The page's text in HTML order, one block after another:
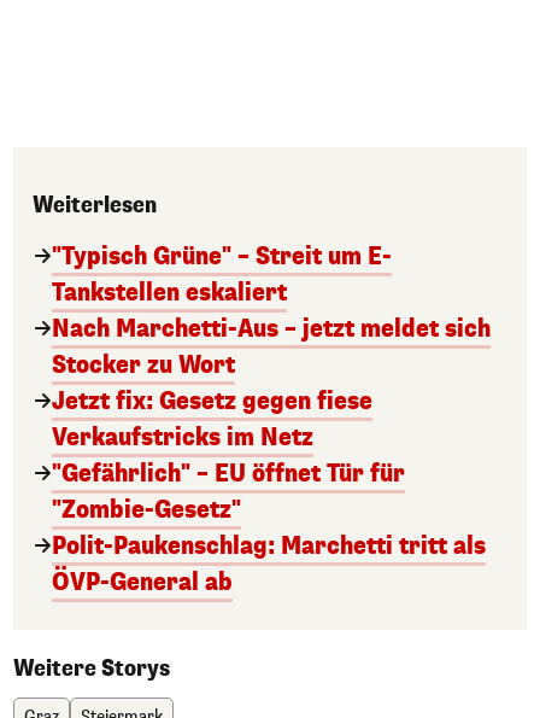
Weiterlesen
"Typisch Grüne" – Streit um E-
Tankstellen eskaliert
Nach Marchetti-Aus – jetzt meldet sich
Stocker zu Wort
Jetzt fix: Gesetz gegen fiese
Verkaufstricks im Netz
"Gefährlich" – EU öffnet Tür für
"Zombie-Gesetz"
Polit-Paukenschlag: Marchetti tritt als
ÖVP-General ab
Weitere Storys